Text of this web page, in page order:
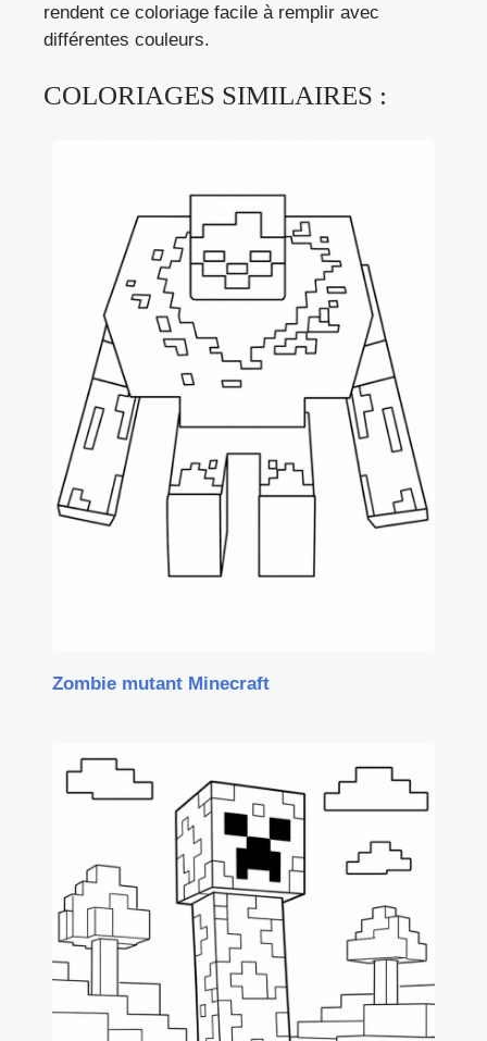
rendent ce coloriage facile à remplir avec
différentes couleurs.
COLORIAGES SIMILAIRES :
Zombie mutant Minecraft